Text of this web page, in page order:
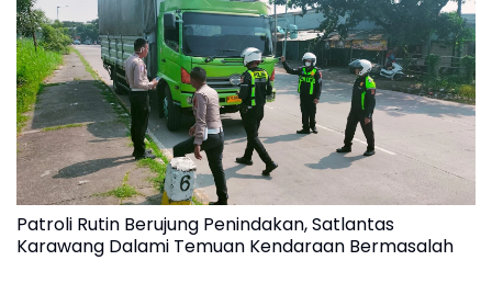
Patroli Rutin Berujung Penindakan, Satlantas
Karawang Dalami Temuan Kendaraan Bermasalah